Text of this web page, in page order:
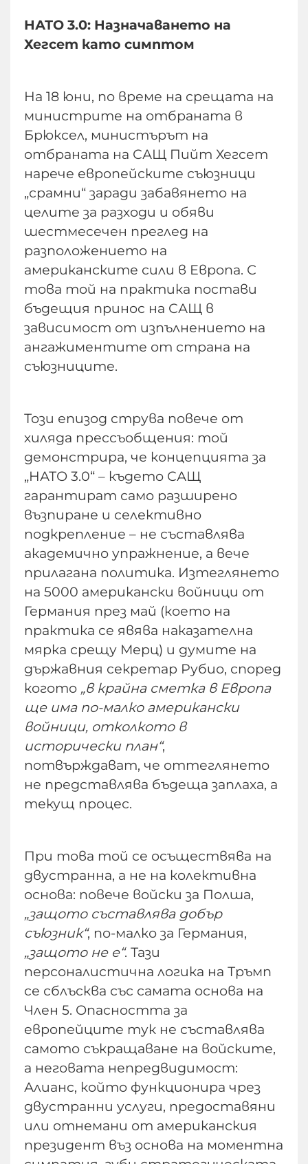
НАТО 3.0: Назначаването на
Хегсет като симптом
На 18 юни, по време на срещата на
министрите на отбраната в
Брюксел, министърът на
отбраната на САЩ Пийт Хегсет
нарече европейските съюзници
„срамни“ заради забавянето на
целите за разходи и обяви
шестмесечен преглед на
разположението на
американските сили в Европа. С
това той на практика постави
бъдещия принос на САЩ в
зависимост от изпълнението на
ангажиментите от страна на
съюзниците.
Този епизод струва повече от
хиляда прессъобщения: той
демонстрира, че концепцията за
„НАТО 3.0“ – където САЩ
гарантират само разширено
възпиране и селективно
подкрепление – не съставлява
академично упражнение, а вече
прилагана политика. Изтеглянето
на 5000 американски войници от
Германия през май (което на
практика се явява наказателна
мярка срещу Мерц) и думите на
държавния секретар Рубио, според
когото „в крайна сметка в Европа
ще има по-малко американски
войници, отколкото в
исторически план“,
потвърждават, че оттеглянето
не представлява бъдеща заплаха, а
текущ процес.
При това той се осъществява на
двустранна, а не на колективна
основа: повече войски за Полша,
„защото съставлява добър
съюзник“, по-малко за Германия,
„защото не е“. Тази
персоналистична логика на Тръмп
се сблъсква със самата основа на
Член 5. Опасността за
европейците тук не съставлява
самото съкращаване на войските,
а неговата непредвидимост:
Алианс, който функционира чрез
двустранни услуги, предоставяни
или отнемани от американския
президент въз основа на моментна